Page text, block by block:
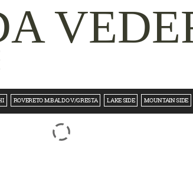
ROVERETO M.BALDO V/GRESTA LAKE SIDE MOUNTAIN SIDE